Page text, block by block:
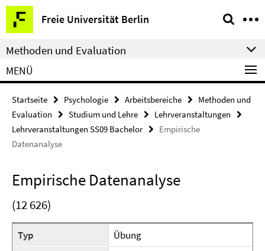
Springe
direkt
zu
Inhalt
Freie Universität Berlin
Service-
Navigation
Methoden und Evaluation
MENÜ
Startseite Psychologie Arbeitsbereiche
Methoden und
Evaluation
Studium und Lehre
Lehrveranstaltungen
Lehrveranstaltungen SS09 Bachelor
Empirische
Datenanalyse
Empirische Datenanalyse
(12 626)
Typ
Übung